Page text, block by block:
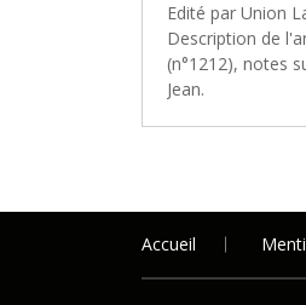
Edité par Union
Description de
(n°1212), notes
Jean.
Accueil